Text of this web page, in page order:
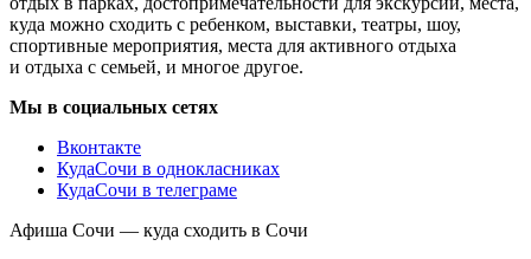
куда можно сходить с ребенком, выставки, театры, шоу,
спортивные мероприятия, места для активного отдыха
и отдыха с семьей, и многое другое.
Мы в социальных сетях
Вконтакте
КудаСочи в однокласниках
КудаСочи в телеграме
Афиша Сочи — куда сходить в Сочи